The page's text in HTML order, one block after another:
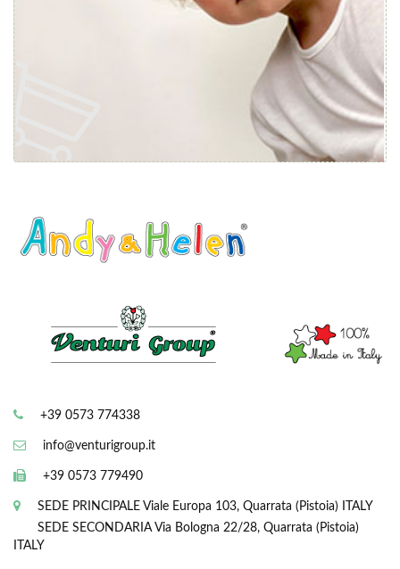
+39 0573 774338
info@venturigroup.it
+39 0573 779490
SEDE PRINCIPALE Viale Europa 103, Quarrata (Pistoia) ITALY
SEDE SECONDARIA Via Bologna 22/28, Quarrata (Pistoia)
ITALY